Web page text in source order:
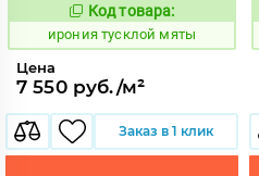
1107056
Код товара:
ирония тусклой мяты
Цена
7 550 руб./м²
Заказ в 1 клик